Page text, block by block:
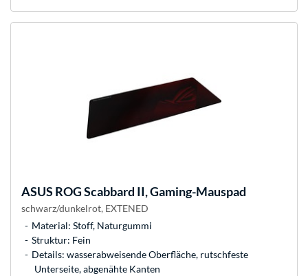
ASUS ROG Scabbard II, Gaming-Mauspad
schwarz/dunkelrot, EXTENED
Material: Stoff, Naturgummi
Struktur: Fein
Details: wasserabweisende Oberfläche, rutschfeste
Unterseite, abgenähte Kanten